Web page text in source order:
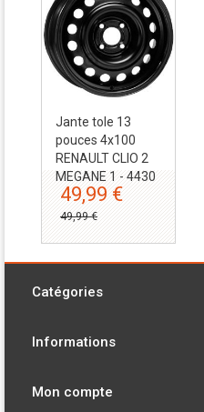
Jante tole 13
pouces 4x100
RENAULT CLIO 2
MEGANE 1 - 4430
49,99 €
49,99 €
Catégories
Informations
Mon compte